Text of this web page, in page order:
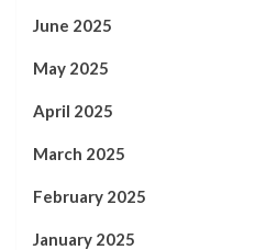
June 2025
May 2025
April 2025
March 2025
February 2025
January 2025